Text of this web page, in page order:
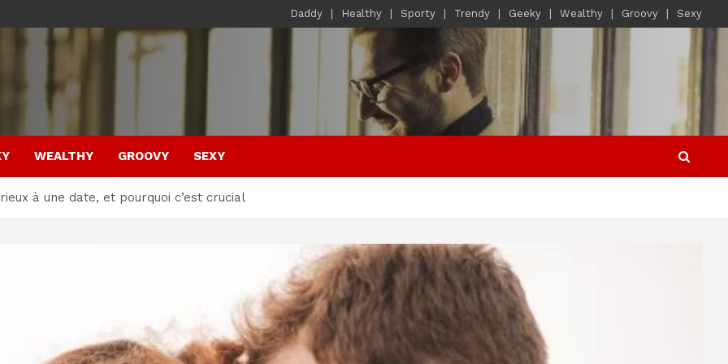
Daddy Healthy Sporty Trendy Geeky Wealthy Groovy Sexy
WEALTHY GROOVY SEXY
à une date, et pourquoi c’est crucial